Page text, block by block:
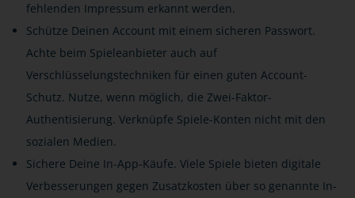
fehlenden Impressum erkannt werden.
Schütze Deinen Account mit einem sicheren Passwort.
Achte beim Spieleanbieter auch auf
Verschlüsselungstechniken für einen guten Account-
Schutz. Nutze, wenn möglich, die Zwei-Faktor-
Authentisierung. Verknüpfe Spiele-Konten nicht mit den
sozialen Medien.
Sichere Deine In-App-Käufe. Viele Spiele bieten digitale
Verbesserungen gegen Zusatzkosten über so genannte In-